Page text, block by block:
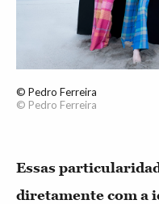
© Pedro Ferreira
© Pedro Ferreira
Essas
diretamente com a